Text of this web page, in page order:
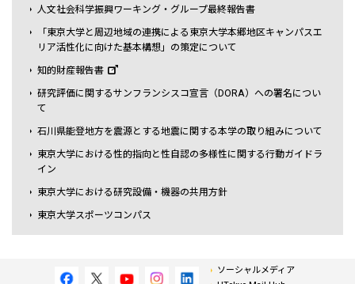
人文社会科学振興ワーキング・グループ最終報告書
「東京大学と周辺地域の連携による東京大学本郷地区キャンパスエ
リア活性化に向けた基本構想」の策定について
知的財産報告書
研究評価に関するサンフランシスコ宣言（DORA）への署名につい
て
石川県能登地方を震源とする地震に関する本学の取り組みについて
東京大学における性的指向と性自認の多様性に関する行動ガイドラ
イン
東京大学における研究設備・機器の共用方針
東京大学スポーツコンパス
ソーシャルメディア